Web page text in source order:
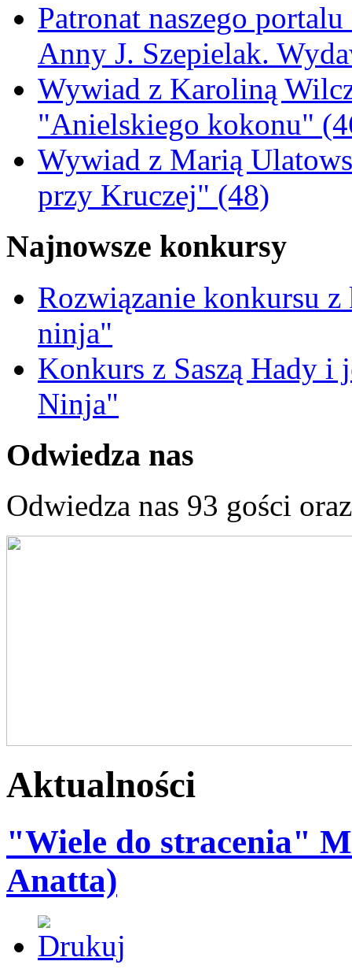
Patronat naszego
Anny J. Szepielak.
Wywiad z Karoliną
"Anielskiego kokonu"
Wywiad z Marią
przy Kruczej" (48)
Najnowsze konkursy
Rozwiązanie konkursu
ninja"
Konkurs z Saszą Hady i
Ninja"
Odwiedza nas
Odwiedza nas 93 gości
Aktualności
"Wiele do stracenia"
Anatta)